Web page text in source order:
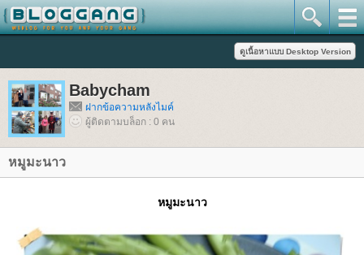
Babycham
ฝากข้อความหลังไมค์
ผู้ติดตามบล็อก : 0 คน
หมูมะนาว
หมูมะนาว